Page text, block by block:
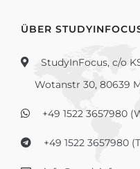
ÜBER
StudyInFocus, c/o
Wotanstr 30, 80639
+49 1522 3657980
+49 1522 3657980